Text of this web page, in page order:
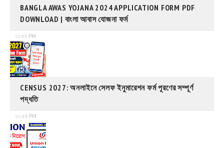
BANGLA AWAS YOJANA 2024 APPLICATION FORM PDF
DOWNLOAD | বাংলা আবাস যোজনা ফর্ম
১১:৫৫ PM
CENSUS 2027: অনলাইনে সেলফ ইনুমারেশন ফর্ম পূরণের সম্পূর্ণ
পদ্ধতি
১০:৫৪ PM